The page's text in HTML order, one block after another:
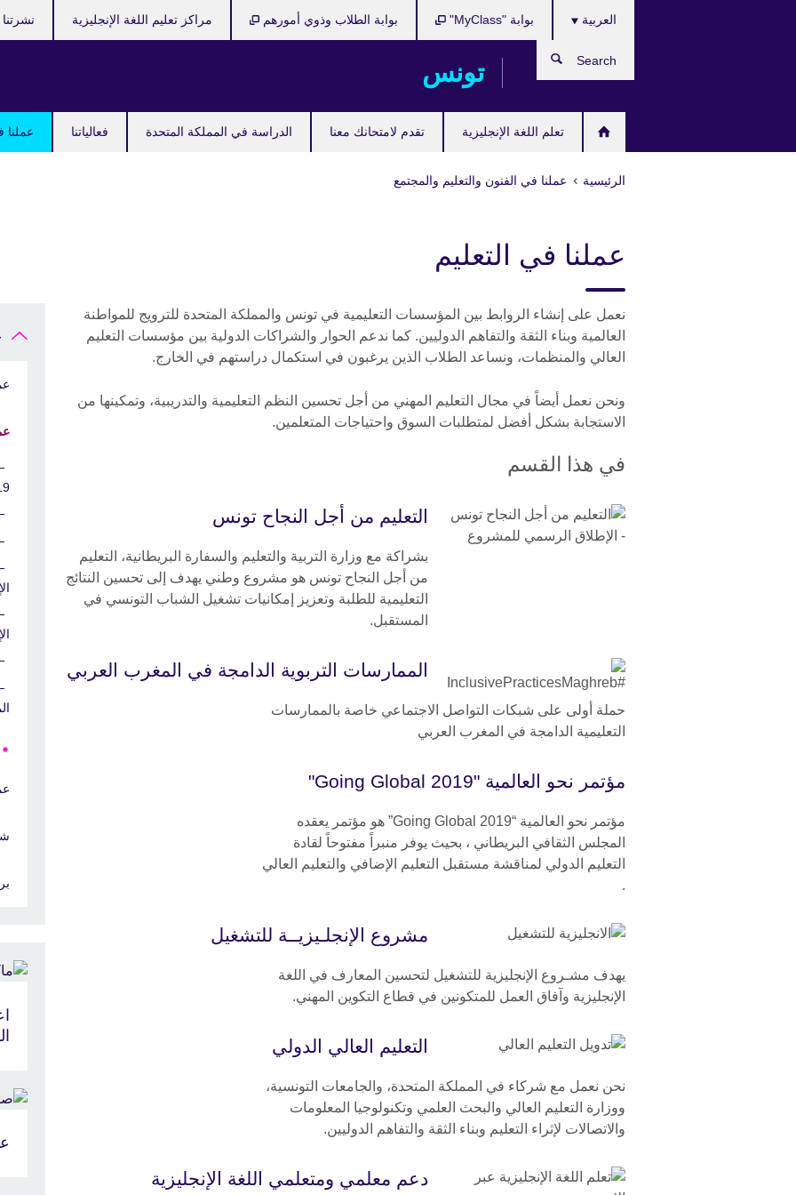
تونس
تعلم اللغة الإنجليزية تقدم لامتحانك معنا الدراسة في المملكة المتحدة فعالياتنا عملنا
العربية بوابة "MyClass" بوابة الطلاب وذوي أمورهم مراكز تعليم اللغة الإنجليزية نشرتنا
Search
الرئيسية عملنا في الفنون والتعليم والمجتمع
عملنا في التعليم
نعمل على إنشاء الروابط بين المؤسسات التعليمية في تونس والمملكة المتحدة للترويج للمواطنة
العالمية وبناء الثقة والتفاهم الدوليين. كما ندعم الحوار والشراكات الدولية بين مؤسسات التعليم
العالي والمنظمات، ونساعد الطلاب الذين يرغبون في استكمال دراستهم في الخارج.
ونحن نعمل أيضاً في مجال التعليم المهني من أجل تحسين النظم التعليمية والتدريبية، وتمكينها من
الاستجابة بشكل أفضل لمتطلبات السوق واحتياجات المتعلمين.
في هذا القسم
التعليم من أجل النجاح تونس
بشراكة مع وزارة التربية والتعليم والسفارة البريطانية، التعليم
من أجل النجاح تونس هو مشروع وطني يهدف إلى تحسين النتائج
التعليمية للطلبة وتعزيز إمكانيات تشغيل الشباب التونسي في
المستقبل.
الممارسات التربوية الدامجة في المغرب العربي
حملة أولى على شبكات التواصل الاجتماعي خاصة بالممارسات
التعليمية الدامجة في المغرب العربي
مؤتمر نحو العالمية "Going Global 2019"
مؤتمر نحو العالمية “Going Global 2019” هو مؤتمر يعقده
المجلس الثقافي البريطاني ، بحيث يوفر منبراً مفتوحاً لقادة
التعليم الدولي لمناقشة مستقبل التعليم الإضافي والتعليم العالي
.
مشروع الإنجلـيزيــة للتشغيل
يهدف مشـروع الإنجليزية للتشغيل لتحسين المعارف في اللغة
الإنجليزية وآفاق العمل للمتكونين في قطاع التكوين المهني.
التعليم العالي الدولي
نحن نعمل مع شركاء في المملكة المتحدة، والجامعات التونسية،
ووزارة التعليم العالي والبحث العلمي وتكنولوجيا المعلومات
والاتصالات لإثراء التعليم وبناء الثقة والتفاهم الدوليين.
دعم معلمي ومتعلمي اللغة الإنجليزية